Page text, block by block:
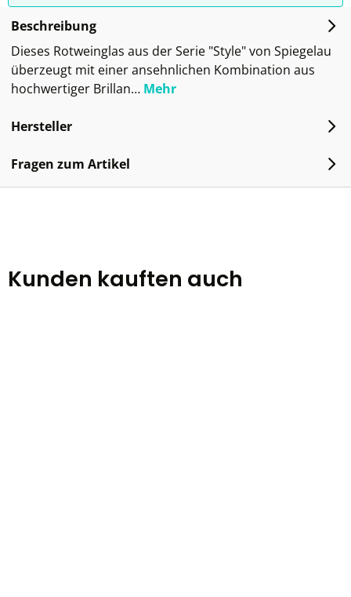
Beschreibung
Dieses Rotweinglas aus der Serie "Style" von Spiegelau
überzeugt mit einer ansehnlichen Kombination aus
hochwertiger Brillan… Mehr
Hersteller
Fragen zum Artikel
Kunden kauften auch